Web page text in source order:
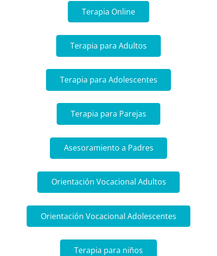
Terapia Online
Terapia para Adultos
Terapia para Adolescentes
Terapia para Parejas
Asesoramiento a Padres
Orientación Vocacional Adultos
Orientación Vocacional Adolescentes
Terapia para niños